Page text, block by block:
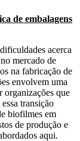
de embalagens
acerca
mercado de
na fabricação de
envolvem uma
organizações que
transição
biofilmes em
de produção e
aqui.